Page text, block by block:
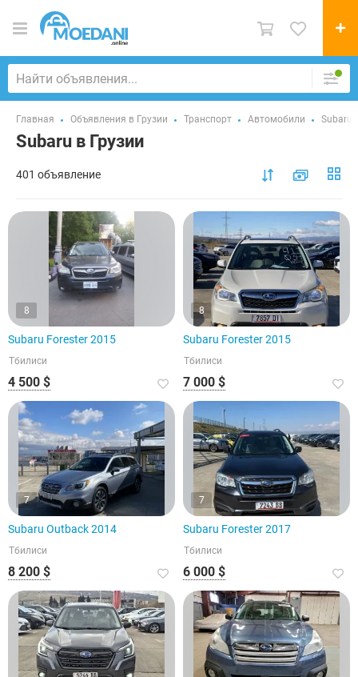
Главная Объявления в Грузии Транспорт Автомобили Subaru
Subaru в Грузии
401 объявление
8
Subaru Forester 2015
Тбилиси
4 500 $
8
Subaru Forester 2015
Тбилиси
7 000 $
7
Subaru Outback 2014
Тбилиси
8 200 $
7
Subaru Forester 2017
Тбилиси
6 000 $